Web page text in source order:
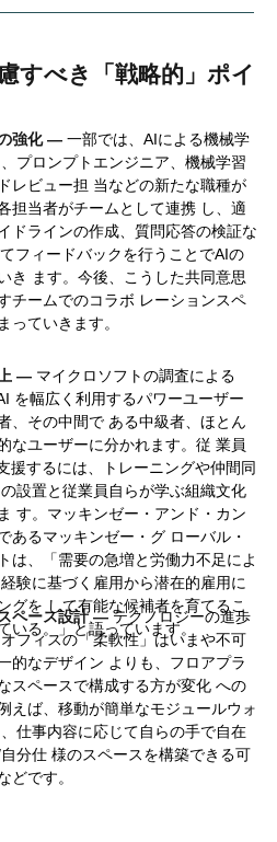
すべき「戦略的」ポイ
強化 — 一部では、AIによる機械学
プロンプトエンジニア、機械学習
レビュー担 当などの新たな職種が
担当者がチームとして連携 し、適
ドラインの作成、質問応答の検証な
フィードバックを行うことでAIの
き ます。今後、こうした共同意思
チームでのコラボ レーションスペ
っていきます。
— マイクロソフトの調査による
を幅広く利用するパワーユーザー
、その中間で ある中級者、ほとん
なユーザーに分かれます。従 業員
援するには、トレーニングや仲間同
設置と従業員自らが学ぶ組織文化
す。マッキンゼー・アンド・カン
あるマッキンゼー・グ ローバル・
は、「需要の急増と労働力不足によ
験に基づく雇用から潜在的雇用に
グを して有能な候補者を育てるこ
いる。」と語っています。
ペース設計 — テクノロジーの進歩
フィスの「柔軟性」はいまや不可
的なデザイン よりも、フロアプラ
スペースで構成する方が変化 への
えば、移動が簡単なモジュールウォ
仕事内容に応じて自らの手で自在
分仕 様のスペースを構築できる可
どです。